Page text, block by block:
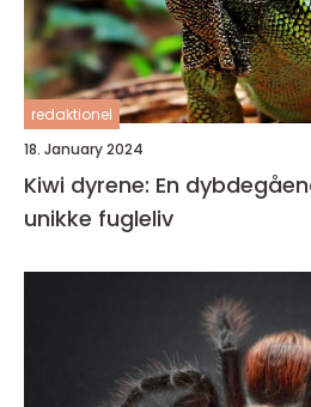
redaktionel
18. January 2024
Kiwi dyrene: En
unikke fugleliv